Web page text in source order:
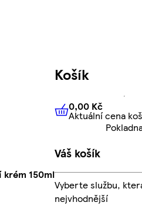
150ml
Košík
0,00 Kč
0,00 Kč
Aktuální cena
Váš košík
Vyberte službu,
nejvhodnější